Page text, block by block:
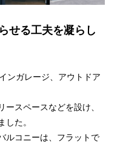
せる工夫を凝らし
ンガレージ、アウトドア
スペースなどを設け、
した。
ルコニーは、フラットで